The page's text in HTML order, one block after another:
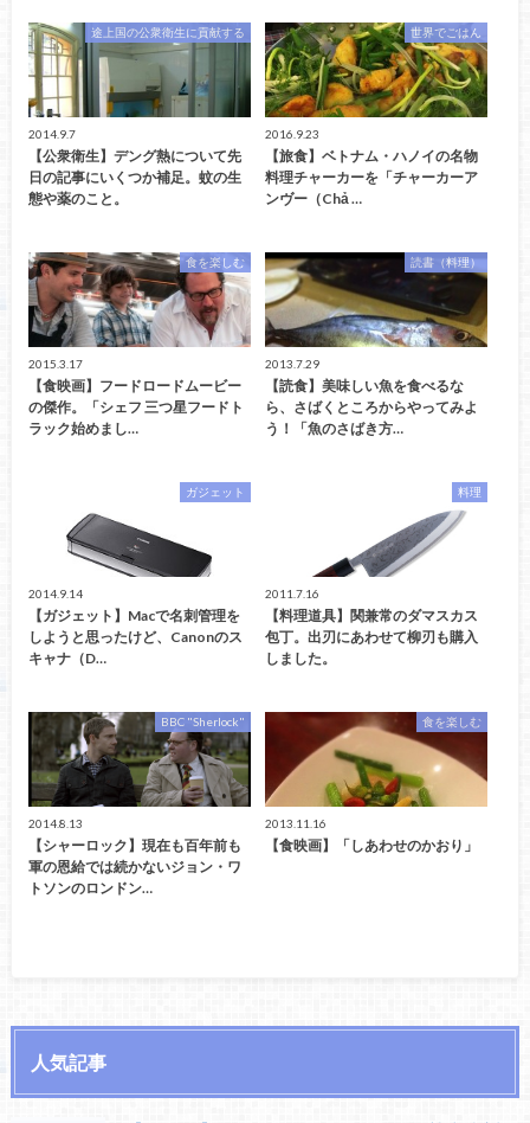
途上国の公衆衛生に貢献する
2014.9.7
【公衆衛生】デング熱について先
日の記事にいくつか補足。蚊の生
態や薬のこと。
世界でごはん
2016.9.23
【旅食】ベトナム・ハノイの名物
料理チャーカーを「チャーカーア
ンヴー（Chả …
食を楽しむ
2015.3.17
【食映画】フードロードムービー
の傑作。「シェフ 三つ星フードト
ラック始めまし…
読書（料理）
2013.7.29
【読食】美味しい魚を食べるな
ら、さばくところからやってみよ
う！「魚のさばき方…
ガジェット
2014.9.14
【ガジェット】Macで名刺管理を
しようと思ったけど、Canonのス
キャナ（D…
料理
2011.7.16
【料理道具】関兼常のダマスカス
包丁。出刃にあわせて柳刃も購入
しました。
BBC "Sherlock"
2014.8.13
【シャーロック】現在も百年前も
軍の恩給では続かないジョン・ワ
トソンのロンドン…
食を楽しむ
2013.11.16
【食映画】「しあわせのかおり」
人気記事